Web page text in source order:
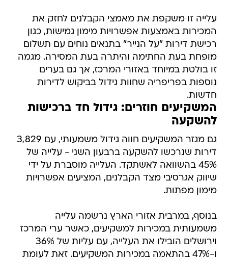
עלייה זו משקפת את מאמצי הקבלנים לחזק את
המכירות באמצעות אפשרויות מימון גמישות, כגון
רכישת דירות "על הנייר" בתנאים נוחים עם תשלום
מופחת בעת החתימה והיתרה בעת המסירה. מגמה
זו בולטת במיוחד באזורי המרכז, אך גם בערים
נוספות בפריפריה שחוות גידול בביקוש לדירות
חדשות.
המשקיעים חוזרים: גידול חד ברכישות
להשקעה
גם מגזר המשקיעים חווה גידול משמעותי, עם 3,829
דירות שנרכשו להשקעה ברבעון השני - עלייה של
45% בהשוואה לאשתקד. העלייה מוסברת על ידי
שיווק אגרסיבי מצד הקבלנים, המציעים אפשרויות
מימון מפתות.
בנוסף, במרבית אזורי הארץ נרשמה עלייה
משמעותית במכירות למשקיעים, כאשר ערי המרכז
וירושלים הובילו את העלייה, עם עליות של 36%
ו-47% בהתאמה במכירות המשקיעים. זאת לעומת